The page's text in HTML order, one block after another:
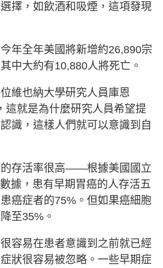
擇，如飲酒和吸煙，這項發現
年全年美國將新增約26,890宗
中大約有10,880人將死亡。
維也納大學研究人員庫恩
這就是為什麼研究人員希望提
識，這樣人們就可以意識到自
存活率很高——根據美國國立
據，患有早期胃癌的人存活五
癌症者的75%。但如果癌細胞
至35%。
容易在患者意識到之前就已經
狀很容易被忽略。一些早期症